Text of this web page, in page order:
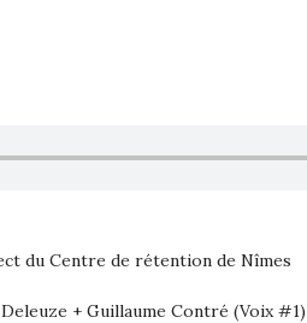
du Centre de rétention de Nîmes
+ Guillaume Contré (Voix #1)